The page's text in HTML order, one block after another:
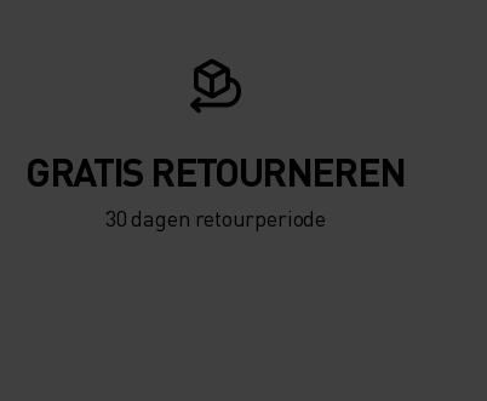
GRATIS RETOURNEREN
30 dagen retourperiode